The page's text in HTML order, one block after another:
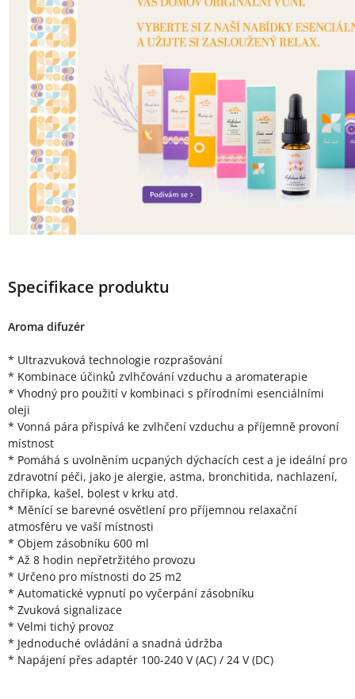
Specifikace produktu
Aroma difuzér
* Ultrazvuková technologie rozprašování
* Kombinace účinků zvlhčování vzduchu a aromaterapie
* Vhodný pro použití v kombinaci s přírodními esenciálními
oleji
* Vonná pára přispívá ke zvlhčení vzduchu a příjemně provoní
místnost
* Pomáhá s uvolněním ucpaných dýchacích cest a je ideální pro
zdravotní péči, jako je alergie, astma, bronchitida, nachlazení,
chřipka, kašel, bolest v krku atd.
* Měnící se barevné osvětlení pro příjemnou relaxační
atmosféru ve vaší místnosti
* Objem zásobníku 600 ml
* Až 8 hodin nepřetržitého provozu
* Určeno pro místnosti do 25 m2
* Automatické vypnutí po vyčerpání zásobníku
* Zvuková signalizace
* Velmi tichý provoz
* Jednoduché ovládání a snadná údržba
* Napájení přes adaptér 100-240 V (AC) / 24 V (DC)